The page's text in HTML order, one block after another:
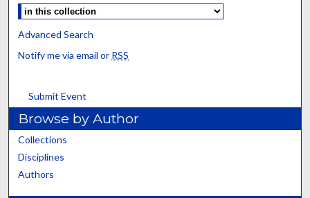
Advanced Search
Notify me via email or RSS
Submit Event
Browse by Author
Collections
Disciplines
Authors